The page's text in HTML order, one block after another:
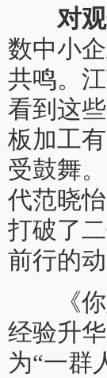
对
数中小
共鸣。
看到这
板加工
受鼓舞
代范晓
打破了
前行的动
《你好
经验升
为“一群